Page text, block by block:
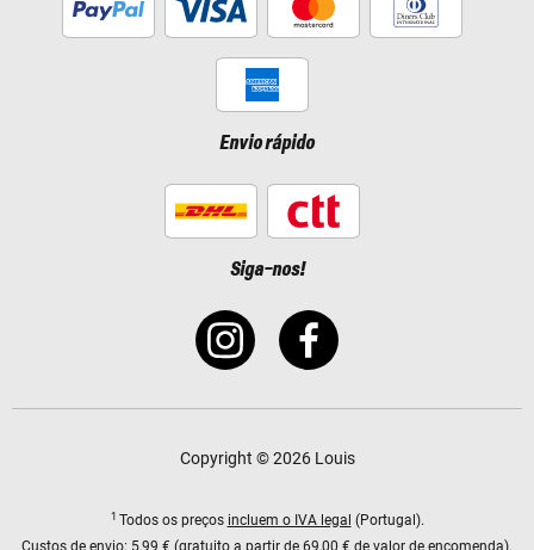
Envio rápido
Siga-nos!
Copyright © 2026 Louis
1 Todos os preços incluem o IVA legal (Portugal).